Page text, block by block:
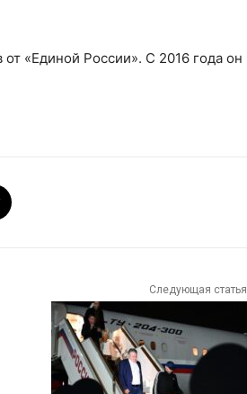
«Единой России». С 2016 года он
Следующая статья